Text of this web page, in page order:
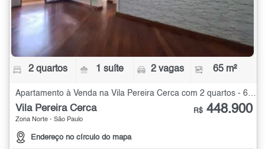
2 quartos 1 suíte 2 vagas 65 m²
Apartamento à Venda na Vila Pereira Cerca com 2 quartos - 65 m²
Vila Pereira Cerca
Zona Norte - São Paulo
Endereço no círculo do mapa
R$ 448.900